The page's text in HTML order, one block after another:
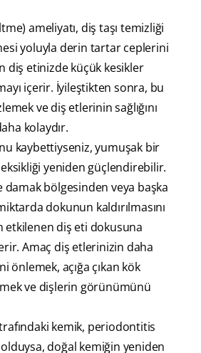
ameliyatı, diş taşı temizliği
yoluyla derin tartar ceplerini
diş etinizde küçük kesikler
içerir. İyileştikten sonra, bu
ve diş etlerinin sağlığını
kolaydır.
kaybettiyseniz, yumuşak bir
yeniden güçlendirebilir.
damak bölgesinden veya başka
dokunun kaldırılmasını
etkilenen diş eti dokusuna
Amaç diş etlerinizin daha
önlemek, açığa çıkan kök
ve dişlerin görünümünü
kemik, periodontitis
doğal kemiğin yeniden